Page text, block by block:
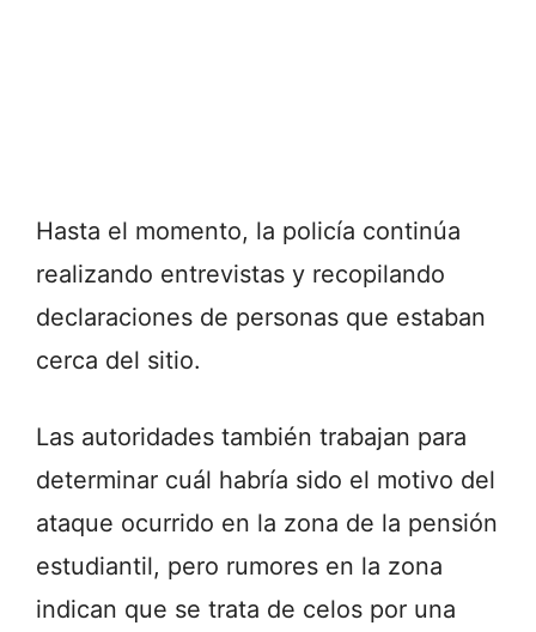
Hasta el momento, la policía continúa
realizando entrevistas y recopilando
declaraciones de personas que estaban
cerca del sitio.
Las autoridades también trabajan para
determinar cuál habría sido el motivo del
ataque ocurrido en la zona de la pensión
estudiantil, pero rumores en la zona
indican que se trata de celos por una